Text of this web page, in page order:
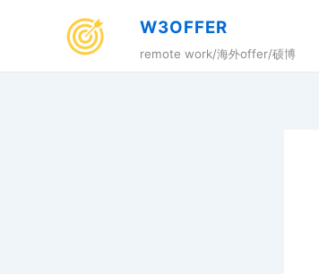
W3OFFER
remote work/海外offer/硕博